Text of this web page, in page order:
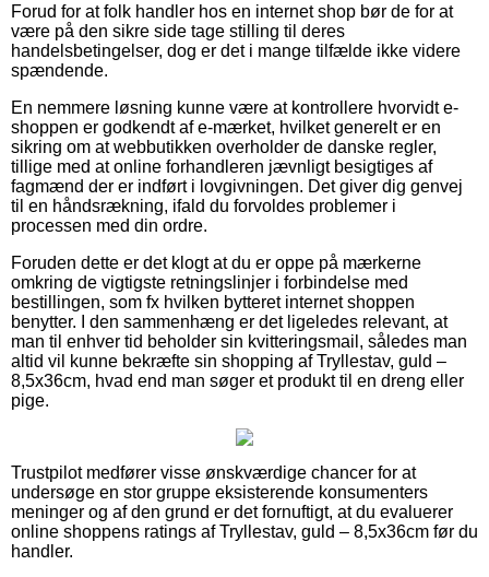
Forud for at folk handler hos en internet shop bør de for at
være på den sikre side tage stilling til deres
handelsbetingelser, dog er det i mange tilfælde ikke videre
spændende.
En nemmere løsning kunne være at kontrollere hvorvidt e-
shoppen er godkendt af e-mærket, hvilket generelt er en
sikring om at webbutikken overholder de danske regler,
tillige med at online forhandleren jævnligt besigtiges af
fagmænd der er indført i lovgivningen. Det giver dig genvej
til en håndsrækning, ifald du forvoldes problemer i
processen med din ordre.
Foruden dette er det klogt at du er oppe på mærkerne
omkring de vigtigste retningslinjer i forbindelse med
bestillingen, som fx hvilken bytteret internet shoppen
benytter. I den sammenhæng er det ligeledes relevant, at
man til enhver tid beholder sin kvitteringsmail, således man
altid vil kunne bekræfte sin shopping af Tryllestav, guld –
8,5x36cm, hvad end man søger et produkt til en dreng eller
pige.
Trustpilot medfører visse ønskværdige chancer for at
undersøge en stor gruppe eksisterende konsumenters
meninger og af den grund er det fornuftigt, at du evaluerer
online shoppens ratings af Tryllestav, guld – 8,5x36cm før du
handler.